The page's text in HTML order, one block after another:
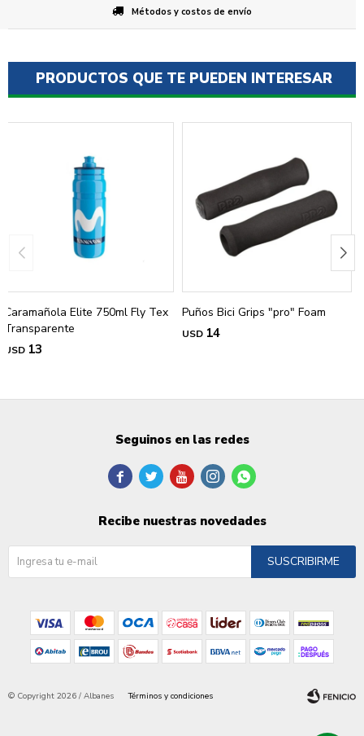
Métodos y costos de envío
PRODUCTOS QUE TE PUEDEN INTERESAR
Caramañola Elite 750ml Fly Tex
Transparente
USD 13
Puños Bici Grips "pro" Foam
USD 14
Seguinos en las redes
    
Recibe nuestras novedades
SUSCRIBIRME
© Copyright 2026 / Albanes Términos y condiciones